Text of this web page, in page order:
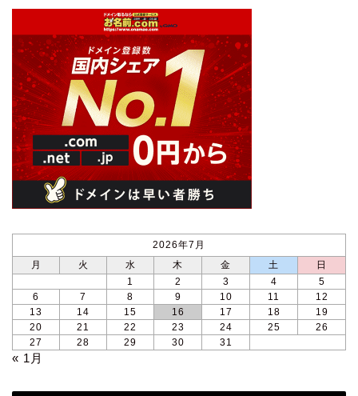
2026年7月
月
火 水 木 金 土
日
1
2 3 4
5
6
7 8 9 10 11
12
13
14 15 16 17 18
19
20
21 22 23 24 25
26
27
28 29 30 31
« 1月